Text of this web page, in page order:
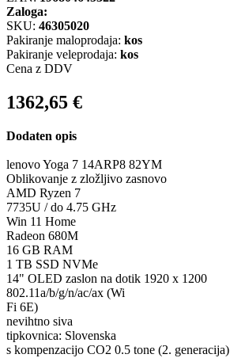
Zaloga:
SKU: 46305020
Pakiranje maloprodaja: kos
Pakiranje veleprodaja: kos
Cena z DDV
1362,65 €
Dodaten opis
lenovo Yoga 7 14ARP8 82YM
Oblikovanje z zložljivo zasnovo
AMD Ryzen 7
7735U / do 4.75 GHz
Win 11 Home
Radeon 680M
16 GB RAM
1 TB SSD NVMe
14" OLED zaslon na dotik 1920 x 1200
802.11a/b/g/n/ac/ax (Wi
Fi 6E)
nevihtno siva
tipkovnica: Slovenska
s kompenzacijo CO2 0.5 tone (2. generacija)